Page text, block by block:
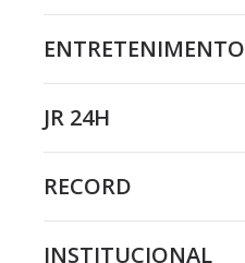
ENTRETENIMENTO
JR 24H
RECORD
INSTITUCIONAL